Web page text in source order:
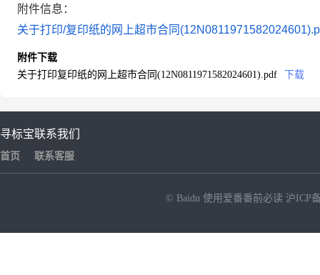
附件信息：
关于打印/复印纸的网上超市合同
附件下载
关于打印复印纸的网上超市合同(12N0811971582024601).pdf
下载
寻标宝
首页
联系我们
联系客服
© Baidu 使用爱番番前必读 沪ICP